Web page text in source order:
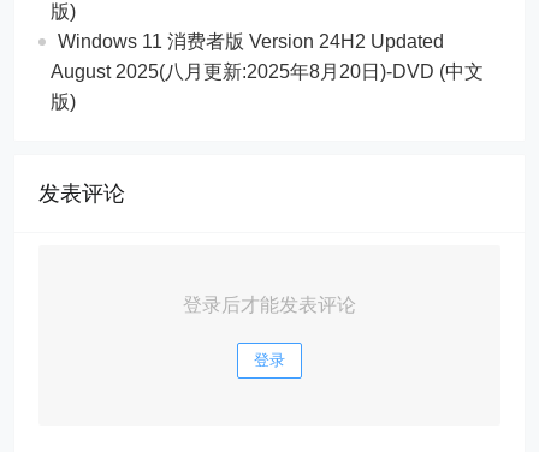
版)
Windows 11 消费者版 Version 24H2 Updated
August 2025(八月更新:2025年8月20日)-DVD (中文
版)
发表评论
登录后才能发表评论
登录